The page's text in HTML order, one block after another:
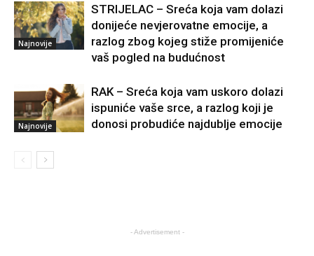
Najnovije
STRIJELAC – Sreća koja vam dolazi
donijeće nevjerovatne emocije, a
razlog zbog kojeg stiže promijeniće
vaš pogled na budućnost
Najnovije
RAK – Sreća koja vam uskoro dolazi
ispuniće vaše srce, a razlog koji je
donosi probudiće najdublje emocije
- Advertisement -